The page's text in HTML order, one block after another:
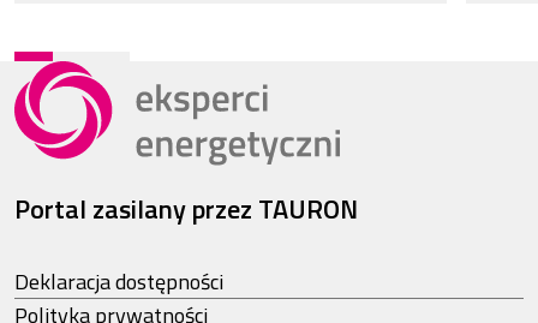
Portal zasilany przez TAURON
Deklaracja dostępności
Polityka prywatności